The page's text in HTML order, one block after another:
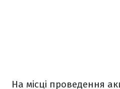
На місці проведення